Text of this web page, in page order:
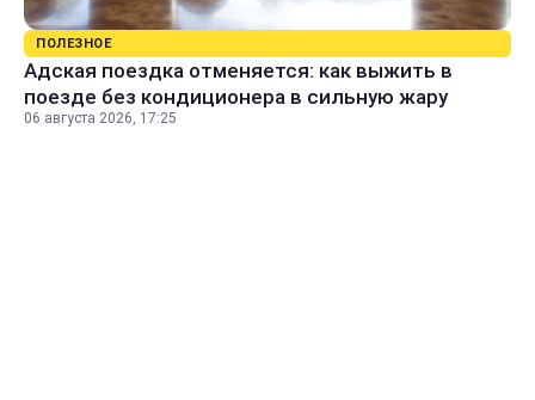
ПОЛЕЗНОЕ
Адская поездка отменяется: как выжить в
поезде без кондиционера в сильную жару
06 августа 2026, 17:25